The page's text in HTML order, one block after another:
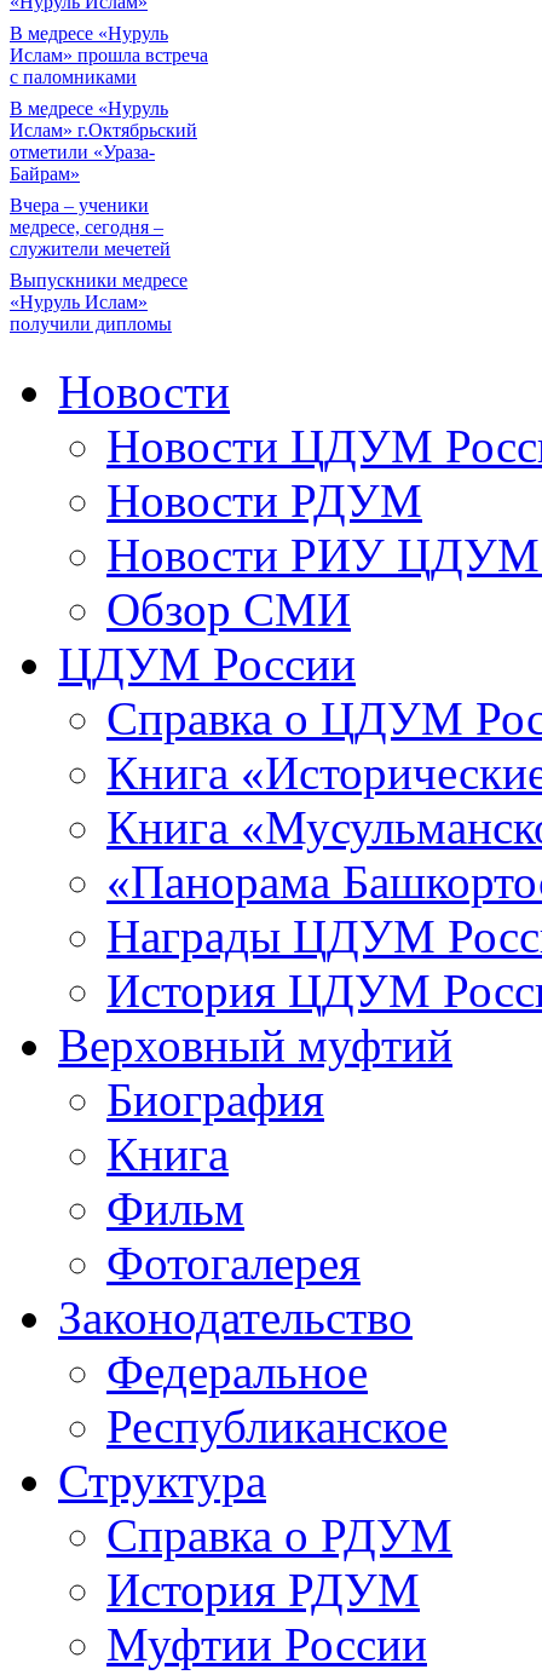
В медресе «Нуруль
Ислам» прошла встреча
с паломниками
В медресе «Нуруль
Ислам» г.Октябрьский
отметили «Ураза-
Байрам»
Вчера – ученики
медресе, сегодня –
служители мечетей
Выпускники медресе
«Нуруль Ислам»
получили дипломы
Новости
Новости ЦДУМ
Новости РДУМ
Новости РИУ ЦДУМ
Обзор СМИ
ЦДУМ России
Справка о ЦДУМ
Книга
Книга
«Панорама
Награды ЦДУМ
История ЦДУМ
Верховный муфтий
Биография
Книга
Фильм
Фотогалерея
Законодательство
Федеральное
Республиканское
Структура
Справка о РДУМ
История РДУМ
Муфтии России